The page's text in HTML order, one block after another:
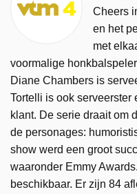
Cheers
en het
met
voormalige
Diane Chambers is
Tortelli is ook serveerster
klant. De serie draait om
de personages:
show werd een groot
waaronder Emmy
beschikbaar. Er zijn 84